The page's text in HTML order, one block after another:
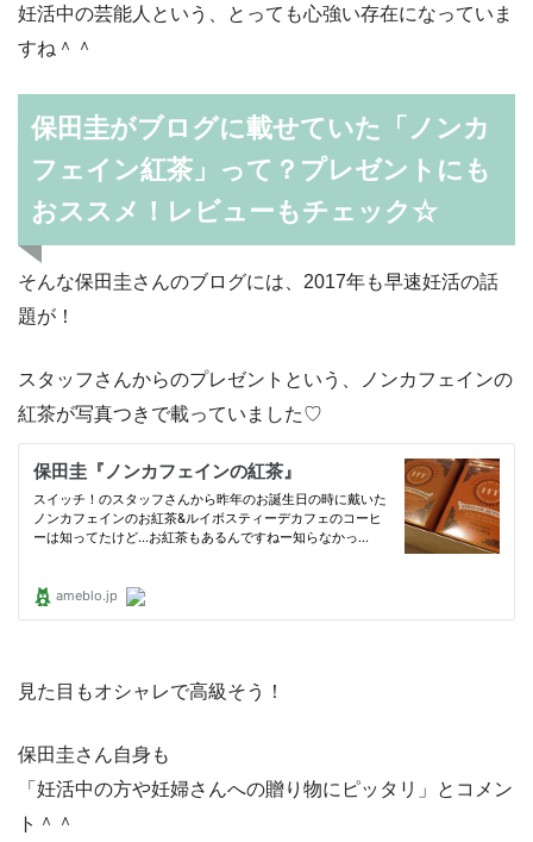
妊活中の芸能人という、とっても心強い存在になっていま
すね＾＾
保田圭がブログに載せていた「ノンカ
フェイン紅茶」って？プレゼントにも
おススメ！レビューもチェック☆
そんな保田圭さんのブログには、2017年も早速妊活の話
題が！
スタッフさんからのプレゼントという、ノンカフェインの
紅茶が写真つきで載っていました♡
見た目もオシャレで高級そう！
保田圭さん自身も
「妊活中の方や妊婦さんへの贈り物にピッタリ」とコメン
ト＾＾